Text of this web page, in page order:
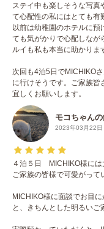
ステイ中も楽しそうな写
て心配性の私にはとても有
以前は幼稚園のホテルに預
ても気がかりで心配しなが
ルイも私も本当に助かりま
次回も4泊5日でMICHIKO
に行けそうです。ご家族皆
宜しくお願いします。
モコちゃん
2023年03月22日
４泊５日 MICHIKO様には
ご家族の皆様で可愛がって
MICHIKO様に面談でお目
と、きちんとした明るいご